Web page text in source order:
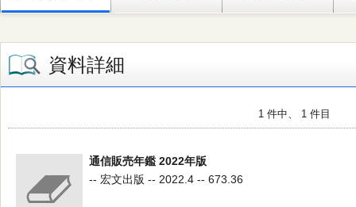
資料詳細
1 件中、 1 件目
通信販売年鑑 2022年版
-- 宏文出版 -- 2022.4 -- 673.36